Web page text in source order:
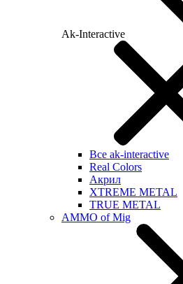
Ak-Interactive
Все ak-interactive
Real Colors
Акрил
XTREME METAL
TRUE METAL
AMMO of Mig